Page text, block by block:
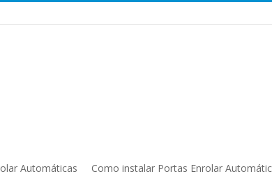
Automáticas Como instalar Portas Enrolar